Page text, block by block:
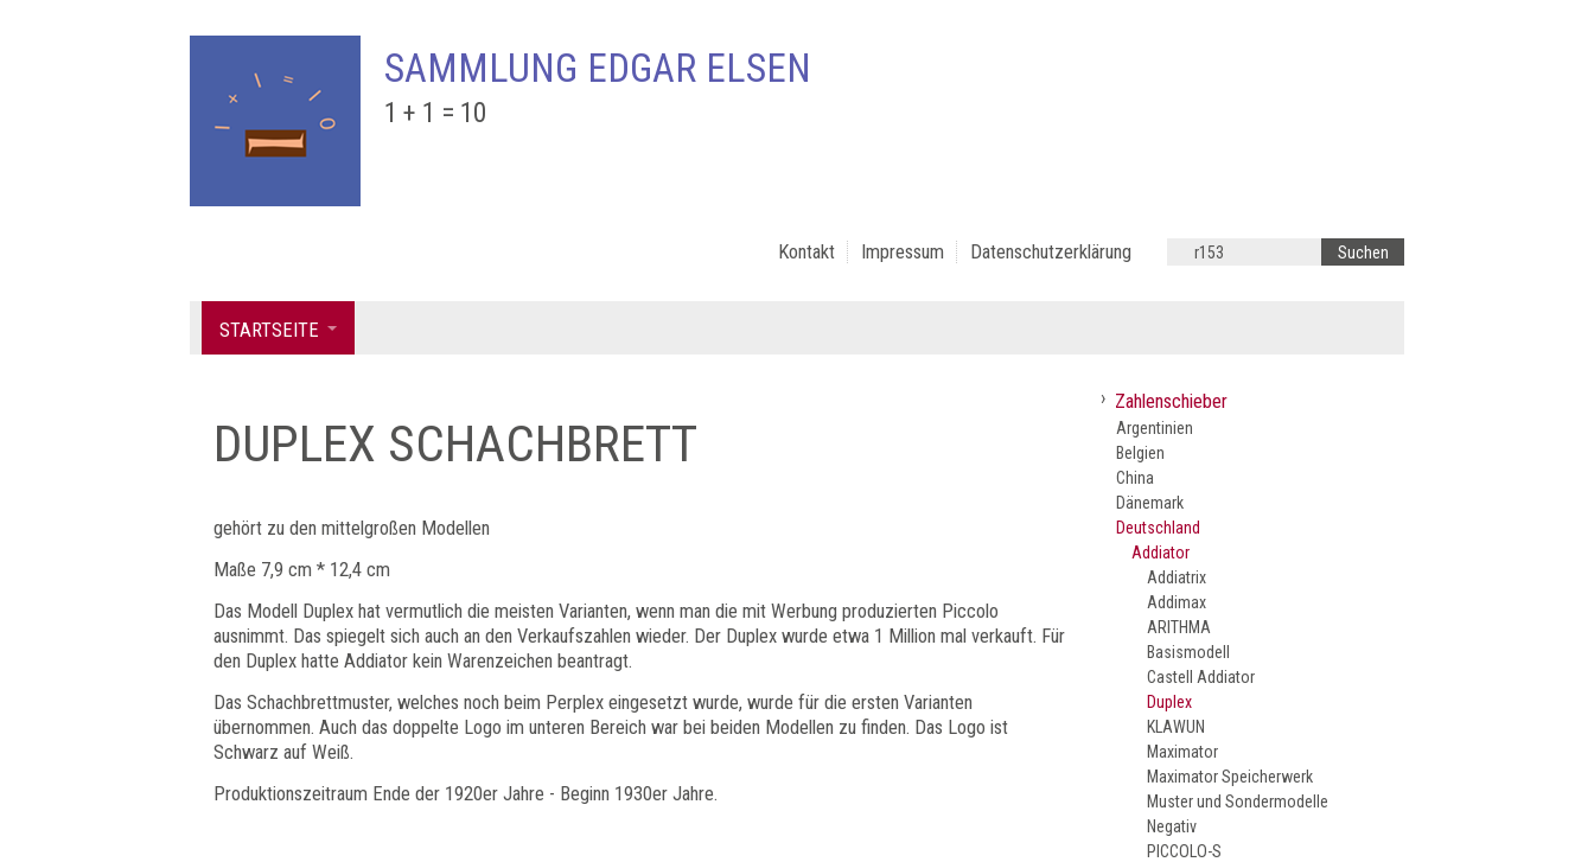
SAMMLUNG EDGAR ELSEN
1 + 1 = 10
Kontakt Impressum Datenschutzerklärung
STARTSEITE
DUPLEX SCHACHBRETT
gehört zu den mittelgroßen Modellen
Maße 7,9 cm * 12,4 cm
Das Modell Duplex hat vermutlich die meisten Varianten, wenn man die mit Werbung produzierten Piccolo
ausnimmt. Das spiegelt sich auch an den Verkaufszahlen wieder. Der Duplex wurde etwa 1 Million mal verkauft. Für
den Duplex hatte Addiator kein Warenzeichen beantragt.
Das Schachbrettmuster, welches noch beim Perplex eingesetzt wurde, wurde für die ersten Varianten
übernommen. Auch das doppelte Logo im unteren Bereich war bei beiden Modellen zu finden. Das Logo ist
Schwarz auf Weiß.
Produktionszeitraum Ende der 1920er Jahre - Beginn 1930er Jahre.
› Zahlenschieber
Argentinien
Belgien
China
Dänemark
Deutschland
Addiator
Addiatrix
Addimax
ARITHMA
Basismodell
Castell Addiator
Duplex
KLAWUN
Maximator
Maximator Speicherwerk
Muster und Sondermodelle
Negativ
PICCOLO-S